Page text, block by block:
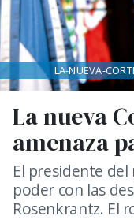
La nueva
amenaza
El presidente
poder con las
Rosenkrantz. El
LA-NUEVA-